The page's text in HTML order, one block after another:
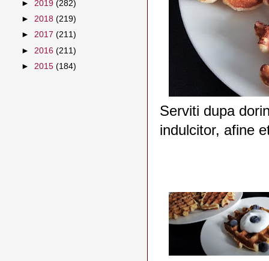
Serviti dupa
indulcitor, afine
► 2019 (282)
► 2018 (219)
► 2017 (211)
► 2016 (211)
► 2015 (184)